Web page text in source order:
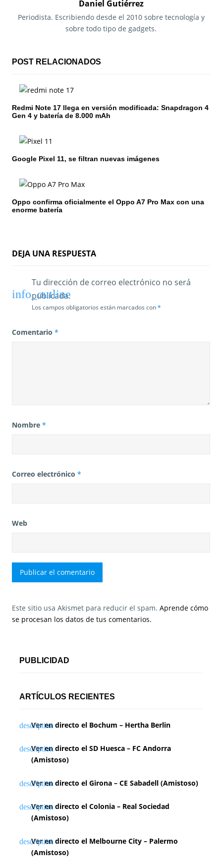
a
i
n
d
e
e
r
d
Daniel Gutiérrez
Periodista. Escribiendo desde el 2010 sobre tecnología y
sobre todo tipo de gadgets.
POST RELACIONADOS
Redmi Note 17 llega en versión modificada: Snapdragon 4
Gen 4 y batería de 8.000 mAh
Google Pixel 11, se filtran nuevas imágenes
Oppo confirma oficialmente el Oppo A7 Pro Max con una
enorme batería
DEJA UNA RESPUESTA
Tu dirección de correo electrónico no será
publicada.
Los campos obligatorios están marcados con*
Comentario *
Nombre *
Correo electrónico *
Web
Este sitio usa Akismet para reducir el spam. Aprende cómo
se procesan los datos de tus comentarios.
PUBLICIDAD
ARTÍCULOS RECIENTES
Ver en directo el Bochum – Hertha Berlin
Ver en directo el SD Huesca – FC Andorra
(Amistoso)
Ver en directo el Girona – CE Sabadell (Amistoso)
Ver en directo el Colonia – Real Sociedad
(Amistoso)
Ver en directo el Melbourne City – Palermo
(Amistoso)